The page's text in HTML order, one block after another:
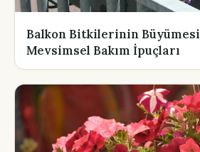
Balkon Bitkilerinin
Mevsimsel Bakım İpuçları